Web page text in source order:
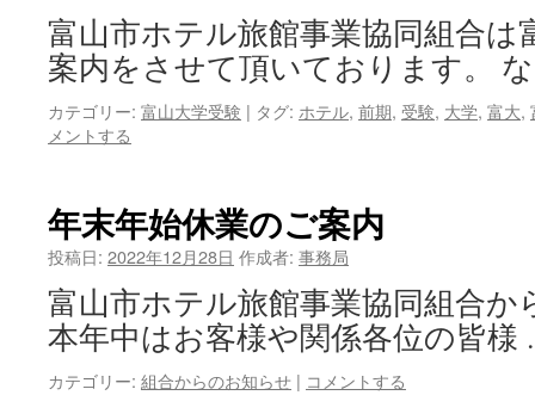
ス
キ
ッ
富山市ホテル旅館事業協同組合は
案内をさせて頂いております。
カテゴリー: 富山大学受験 | タグ: ホテル, 前期, 受験, 大学, 富大,
メントする
年末年始休業のご案内
投稿日: 2022年12月28日 作成者: 事務局
富山市ホテル旅館事業協同組合
本年中はお客様や関係各位の皆
カテゴリー: 組合からのお知らせ | コメントする